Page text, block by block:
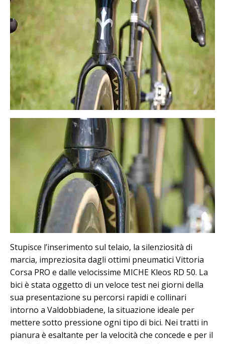
Stupisce l’inserimento sul telaio, la silenziosità di
marcia, impreziosita dagli ottimi pneumatici Vittoria
Corsa PRO e dalle velocissime MICHE Kleos RD 50. La
bici è stata oggetto di un veloce test nei giorni della
sua presentazione su percorsi rapidi e collinari
intorno a Valdobbiadene, la situazione ideale per
mettere sotto pressione ogni tipo di bici. Nei tratti in
pianura è esaltante per la velocità che concede e per il